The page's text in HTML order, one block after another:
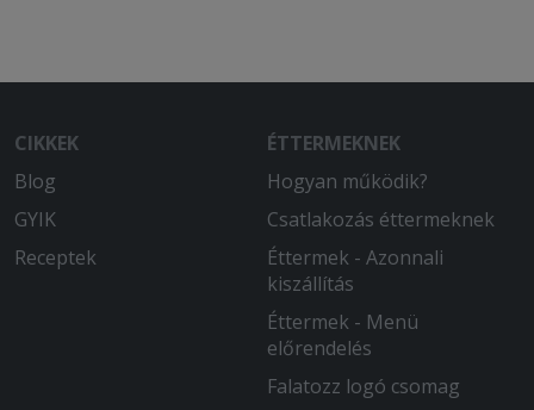
CIKKEK
Blog
GYIK
Receptek
ÉTTERMEKNEK
Hogyan működik?
Csatlakozás éttermeknek
Éttermek - Azonnali
kiszállítás
Éttermek - Menü
előrendelés
Falatozz logó csomag